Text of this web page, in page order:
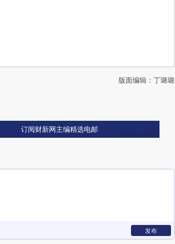
版面编辑：丁璐璐
订阅财新网主编精选电邮
发布